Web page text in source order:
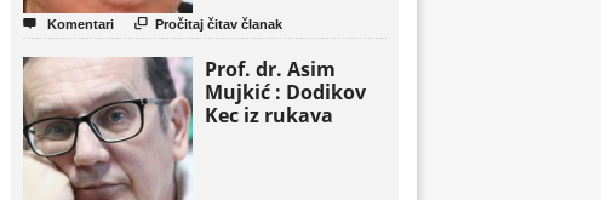
 Komentari  Pročitaj čitav članak
Prof. dr. Asim
Mujkić : Dodikov
Kec iz rukava